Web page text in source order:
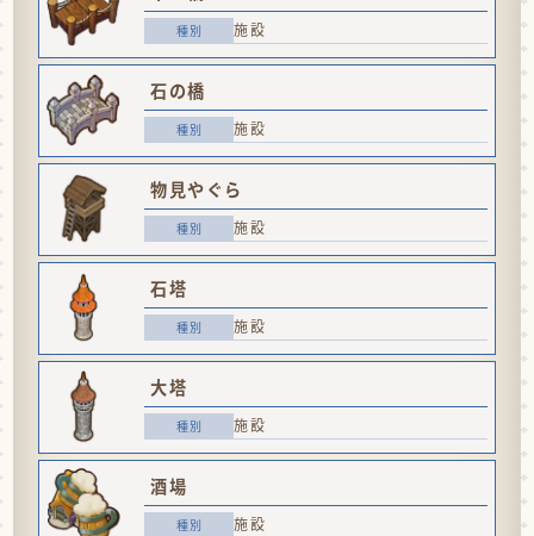
施設
石の橋
施設
物見やぐら
施設
石塔
施設
大塔
施設
酒場
施設